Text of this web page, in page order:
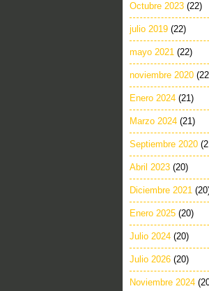
Octubre 2023 (22)
julio 2019 (22)
mayo 2021 (22)
noviembre 2020
Enero 2024 (21)
Marzo 2024 (21)
Septiembre 2020
Abril 2023 (20)
Diciembre 2021
Enero 2025 (20)
Julio 2024 (20)
Julio 2026 (20)
Noviembre 2024